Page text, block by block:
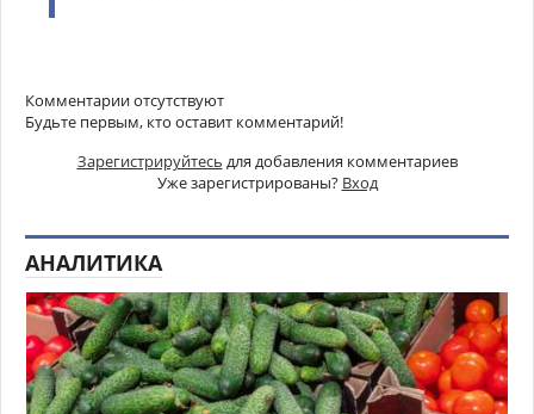
Комментарии отсутствуют
Будьте первым, кто оставит комментарий!
Зарегистрируйтесь для добавления комментариев
Уже зарегистрированы? Вход
АНАЛИТИКА